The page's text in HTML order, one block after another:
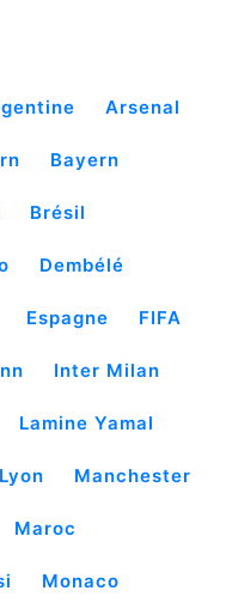
Arsenal
Bayern
Brésil
Dembélé
Espagne FIFA
Inter Milan
Lamine Yamal
Lyon Manchester
Maroc
Monaco